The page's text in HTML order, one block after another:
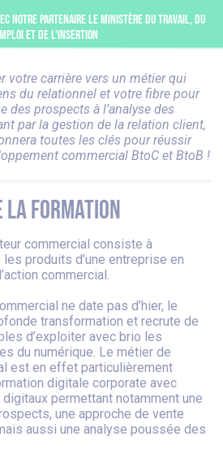
NOTRE PARTENAIRE LE MINISTÈRE DU TRAVAIL, DU
ET DE L'INSERTION
votre carrière vers un métier qui
du relationnel et votre fibre pour
des prospects à l’analyse des
par la gestion de la relation client,
toutes les clés pour réussir
commercial BtoC et BtoB !
la formation
commercial consiste à
produits d’une entreprise en
commercial.
ne date pas d’hier, le
transformation et recrute de
d’exploiter avec brio les
du numérique. Le métier de
est en effet particulièrement
digitale corporate avec
digitaux permettant notamment une
une approche de vente
aussi une analyse poussée des